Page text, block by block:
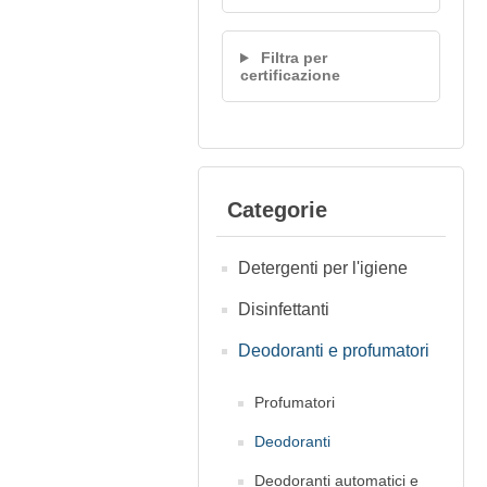
Filtra per
certificazione
Categorie
Detergenti per l'igiene
Disinfettanti
Deodoranti e profumatori
Profumatori
Deodoranti
Deodoranti automatici e